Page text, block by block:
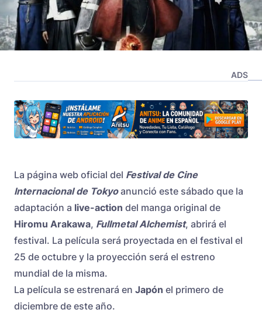
ADS
La página web oficial del Festival de Cine
Internacional de Tokyoanunció este sábado que la
adaptación a live-action del manga original de
Hiromu Arakawa, Fullmetal Alchemist, abrirá el
festival. La película será proyectada en el festival el
25 de octubre y la proyección será el estreno
mundial de la misma.
La película se estrenará en Japón el primero de
diciembre de este año.